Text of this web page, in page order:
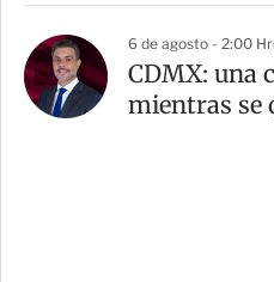
6 de agosto - 2:00
CDMX: una
mientras se